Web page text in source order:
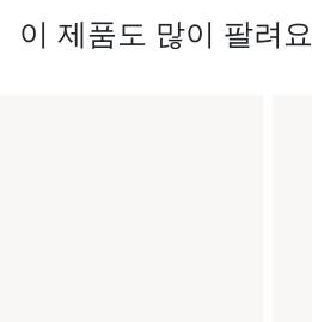
이 제품도 많이 팔려요